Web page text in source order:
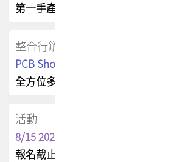
第一手產業資訊
整合行銷
PCB Shop 採購指南
全方位多元曝光方案
活動
8/15 2026 TPCA健康盃保齡球聯誼賽
報名截止日 : 8/3 活動日期 : 8/15